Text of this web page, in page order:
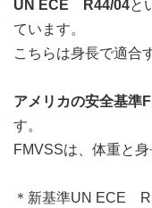
UN ECE R44/04と
ています。
こちらは身長で適合
アメリカの安全基準
す。
FMVSSは、体重と身
＊新基準UN ECE